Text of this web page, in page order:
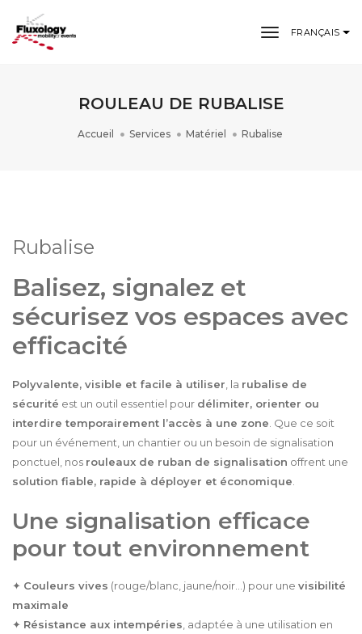
toggleFRANÇAIS
ROULEAU DE RUBALISE
Accueil Services Matériel Rubalise
Rubalise
Balisez, signalez et
sécurisez vos espaces avec
efficacité
Polyvalente, visible et facile à utiliser , la rubalise de
sécurité est un outil essentiel pour délimiter, orienter ou
interdire temporairement l’accès à une zone . Que ce soit
pour un événement, un chantier ou un besoin de signalisation
ponctuel, nos rouleaux de ruban de signalisation offrent une
solution fiable, rapide à déployer et économique
Une signalisation efficace
pour tout environnement
✦ Couleurs vives (rouge/blanc, jaune/noir…) pour une visibilité
maximale
✦ Résistance aux intempéries , adaptée à une utilisation en